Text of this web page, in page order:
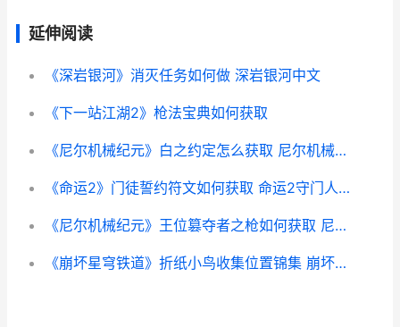
延伸阅读
《深岩银河》消灭任务如何做 深岩银河中文
《下一站江湖2》枪法宝典如何获取
《尼尔机械纪元》白之约定怎么获取 尼尔机械纪元图片
《命运2》门徒誓约符文如何获取 命运2守门人挑战是什么
《尼尔机械纪元》王位篡夺者之枪如何获取 尼尔机械纪元怎么存档
《崩坏星穹铁道》折纸小鸟收集位置锦集 崩坏星穹铁道官服下载